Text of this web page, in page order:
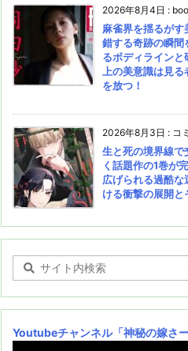
2026年8月4日 :
麻雀界を揺るが
錯する奇跡の瞬間
るボディライン
上の美意識は見
を放つ！
2026年8月3日 : コ
生と死の境界線で
く話題作の1巻が
広げられる過酷
ける衝撃の展開と
Youtubeチャンネル「神秘の嫁さ